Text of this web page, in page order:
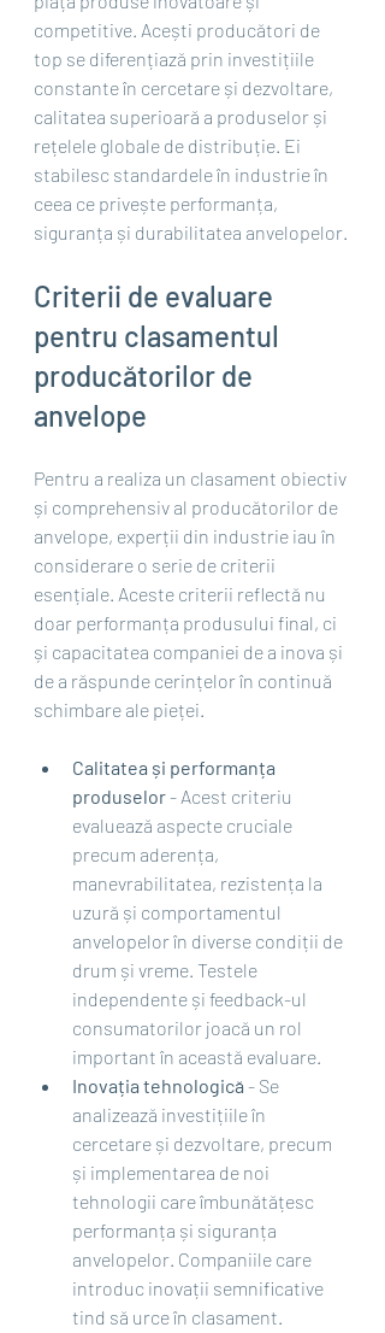
competitive. Acești producători de
top se diferențiază prin investițiile
constante în cercetare și dezvoltare,
calitatea superioară a produselor și
rețelele globale de distribuție. Ei
stabilesc standardele în industrie în
ceea ce privește performanța,
siguranța și durabilitatea anvelopelor.
Criterii de evaluare
pentru clasamentul
producătorilor de
anvelope
Pentru a realiza un clasament obiectiv
și comprehensiv al producătorilor de
anvelope, experții din industrie iau în
considerare o serie de criterii
esențiale. Aceste criterii reflectă nu
doar performanța produsului final, ci
și capacitatea companiei de a inova și
de a răspunde cerințelor în continuă
schimbare ale pieței.
Calitatea și performanța
produselor - Acest criteriu
evaluează aspecte cruciale
precum aderența,
manevrabilitatea, rezistența la
uzură și comportamentul
anvelopelor în diverse condiții de
drum și vreme. Testele
independente și feedback-ul
consumatorilor joacă un rol
important în această evaluare.
Inovația tehnologică - Se
analizează investițiile în
cercetare și dezvoltare, precum
și implementarea de noi
tehnologii care îmbunătățesc
performanța și siguranța
anvelopelor. Companiile care
introduc inovații semnificative
tind să urce în clasament.